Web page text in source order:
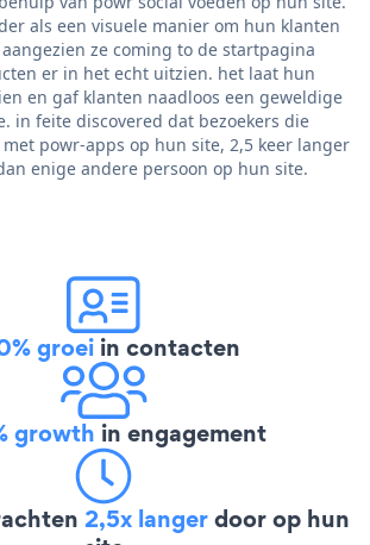
als een visuele manier om hun klanten
ze coming to de startpagina
er in het echt uitzien. het laat hun
en gaf klanten naadloos een geweldige
in feite discovered dat bezoekers die
powr-apps op hun site, 2,5 keer langer
enige andere persoon op hun site.
groei in contacten
growth in engagement
2,5x langerdoor op hun